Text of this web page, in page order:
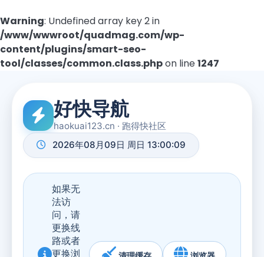
Warning: Undefined array key 2 in
/www/wwwroot/quadmag.com/wp-
content/plugins/smart-seo-
tool/classes/common.class.phpon line1247